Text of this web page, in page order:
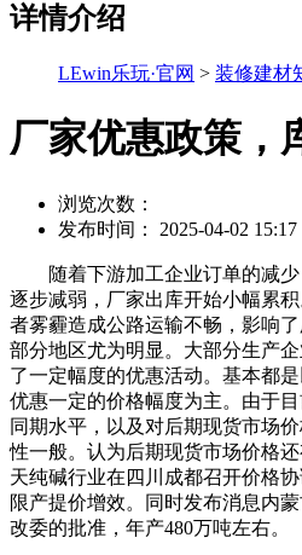
详情介绍
LEwin乐玩·官网 > 装修建材
厂家优惠政策，
浏览次数：
发布时间： 2025-04-02 15:17
随着下游加工企业订单的减少
逐步减弱，厂家出库开始小幅累
者雾霾造成公路运输不畅，影响
部分地区尤为明显。大部分生产
了一定幅度的优惠活动。基本都
优惠一定的价格幅度为主。由于
同期水平，以及对后期现货市场
性一般。认为后期现货市场价格
天纯碱行业在四川成都召开价格
限产提价增效。同时发布消息内
改委的批准，年产480万吨左右。